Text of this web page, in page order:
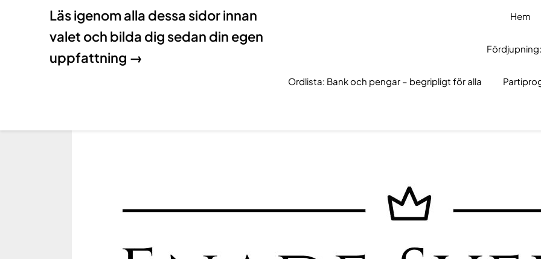
Läs igenom alla dessa sidor innan
valet och bilda dig sedan din egen
uppfattning →
Hem
Ordlista: Bank och pengar – begripligt för alla